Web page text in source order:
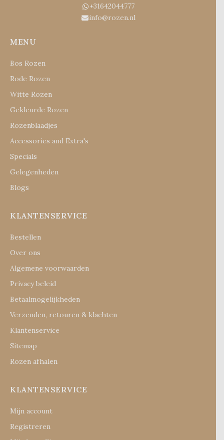
+31642044777
info@rozen.nl
MENU
Bos Rozen
Rode Rozen
Witte Rozen
Gekleurde Rozen
Rozenblaadjes
Accessories and Extra's
Specials
Gelegenheden
Blogs
KLANTENSERVICE
Bestellen
Over ons
Algemene voorwaarden
Privacy beleid
Betaalmogelijkheden
Verzenden, retouren & klachten
Klantenservice
Sitemap
Rozen afhalen
KLANTENSERVICE
Mijn account
Registreren